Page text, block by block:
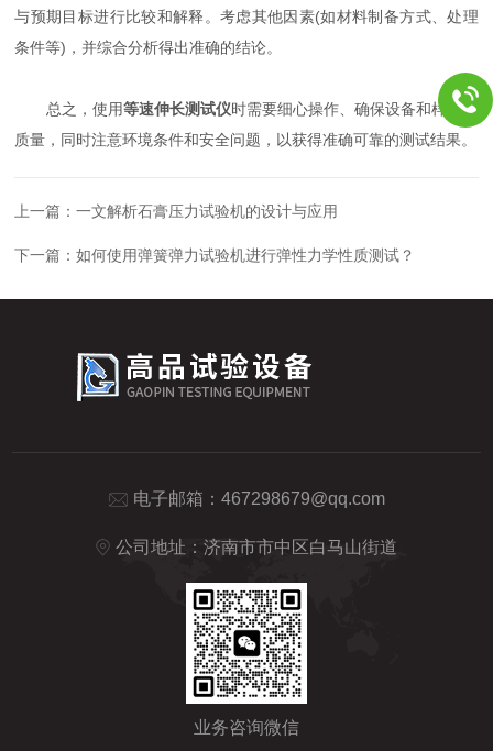
与预期目标进行比较和解释。考虑其他因素(如材料制备方式、处理
条件等)，并综合分析得出准确的结论。
总之，使用等速伸长测试仪时需要细心操作、确保设备和样品的
质量，同时注意环境条件和安全问题，以获得准确可靠的测试结果。
上一篇：一文解析石膏压力试验机的设计与应用
下一篇：如何使用弹簧弹力试验机进行弹性力学性质测试？
电子邮箱： 467298679@qq.com
公司地址：济南市市中区白马山街道
业务咨询微信